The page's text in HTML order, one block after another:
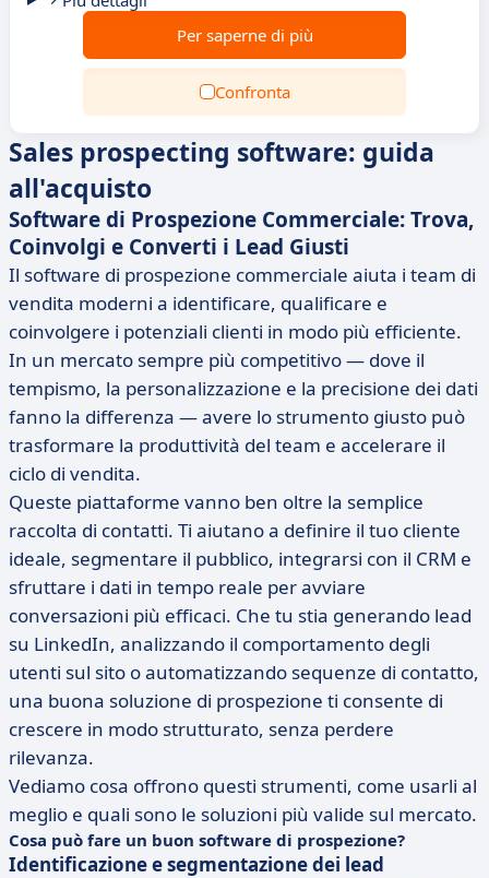
Per saperne di più
Confronta
Sales prospecting software: guida
all'acquisto
Software di Prospezione Commerciale: Trova,
Coinvolgi e Converti i Lead Giusti
Il software di prospezione commerciale aiuta i team di
vendita moderni a identificare, qualificare e
coinvolgere i potenziali clienti in modo più efficiente.
In un mercato sempre più competitivo — dove il
tempismo, la personalizzazione e la precisione dei dati
fanno la differenza — avere lo strumento giusto può
trasformare la produttività del team e accelerare il
ciclo di vendita.
Queste piattaforme vanno ben oltre la semplice
raccolta di contatti. Ti aiutano a definire il tuo cliente
ideale, segmentare il pubblico, integrarsi con il CRM e
sfruttare i dati in tempo reale per avviare
conversazioni più efficaci. Che tu stia generando lead
su LinkedIn, analizzando il comportamento degli
utenti sul sito o automatizzando sequenze di contatto,
una buona soluzione di prospezione ti consente di
crescere in modo strutturato, senza perdere
rilevanza.
Vediamo cosa offrono questi strumenti, come usarli al
meglio e quali sono le soluzioni più valide sul mercato.
Cosa può fare un buon software di prospezione?
Identificazione e segmentazione dei lead